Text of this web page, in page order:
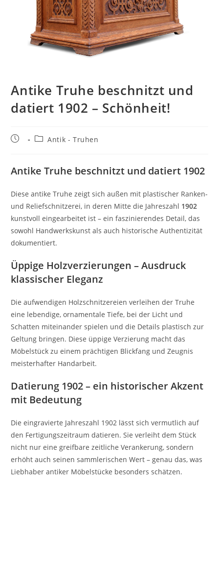
Antike Truhe beschnitzt und
datiert 1902 – Schönheit!
Antik - Truhen
Antike Truhe beschnitzt und datiert 1902
Diese antike Truhe zeigt sich außen mit plastischer Ranken-
und Reliefschnitzerei, in deren Mitte die Jahreszahl 1902
kunstvoll eingearbeitet ist – ein faszinierendes Detail, das
sowohl Handwerkskunst als auch historische Authentizität
dokumentiert.
Üppige Holzverzierungen – Ausdruck
klassischer Eleganz
Die aufwendigen Holzschnitzereien verleihen der Truhe
eine lebendige, ornamentale Tiefe, bei der Licht und
Schatten miteinander spielen und die Details plastisch zur
Geltung bringen. Diese üppige Verzierung macht das
Möbelstück zu einem prächtigen Blickfang und Zeugnis
meisterhafter Handarbeit.
Datierung 1902 – ein historischer Akzent
mit Bedeutung
Die eingravierte Jahreszahl 1902 lässt sich vermutlich auf
den Fertigungszeitraum datieren. Sie verleiht dem Stück
nicht nur eine greifbare zeitliche Verankerung, sondern
erhöht auch seinen sammlerischen Wert – genau das, was
Liebhaber antiker Möbelstücke besonders schätzen.